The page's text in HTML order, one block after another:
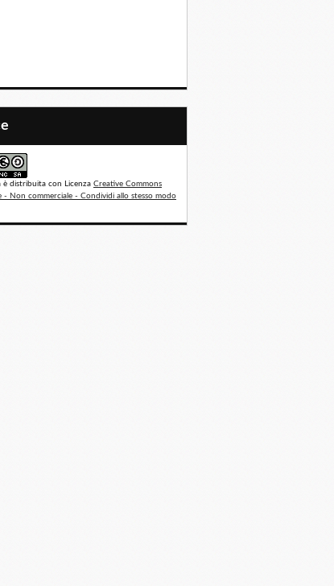
è distribuita con Licenza Creative Commons
- Non commerciale - Condividi allo stesso modo